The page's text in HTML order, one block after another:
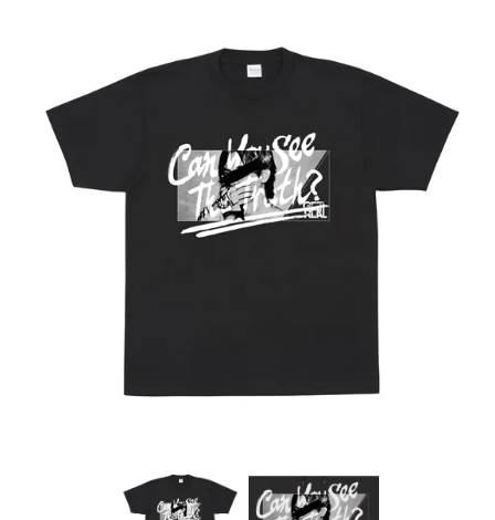
パーカー・スウェット・ブルゾン
バッグ・ポーチ
キーホルダー・チャーム
アクリルスタンド・アクセサリー・帽子
花村想太｜Natural Lag(ナチュラルラグ)グッズ